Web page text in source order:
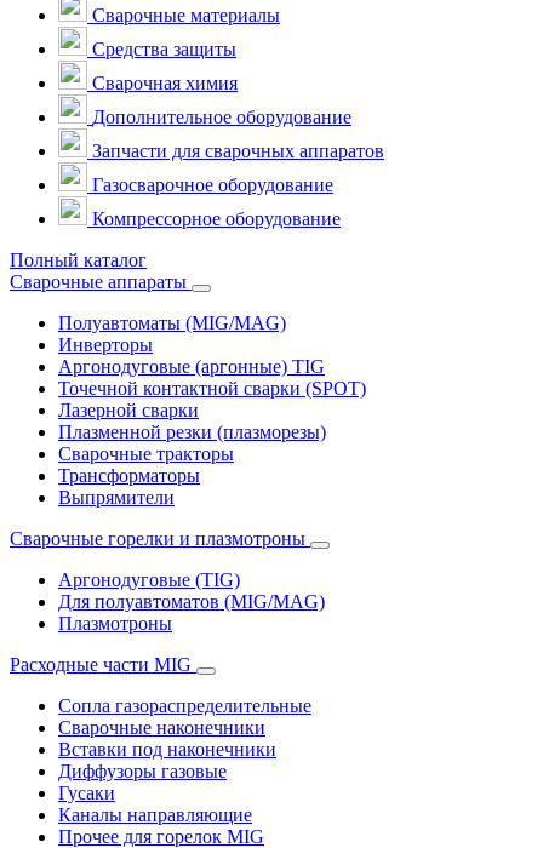
Сварочные материалы
Средства защиты
Сварочная химия
Дополнительное оборудование
Запчасти для сварочных аппаратов
Газосварочное оборудование
Компрессорное оборудование
Полный каталог
Сварочные аппараты
Полуавтоматы (MIG/MAG)
Инверторы
Аргонодуговые (аргонные) TIG
Точечной контактной сварки (SPOT)
Лазерной сварки
Плазменной резки (плазморезы)
Сварочные тракторы
Трансформаторы
Выпрямители
Cварочные горелки и плазмотроны
Аргонодуговые (TIG)
Для полуавтоматов (MIG/MAG)
Плазмотроны
Расходные части MIG
Сопла газораспределительные
Сварочные наконечники
Вставки под наконечники
Диффузоры газовые
Гусаки
Каналы направляющие
Прочее для горелок MIG